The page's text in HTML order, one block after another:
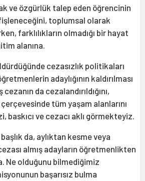
ve özgürlük talep eden öğrencinin
fişleneceğini, toplumsal olarak
farklılıkların olmadığı bir hayat
alanına.
cezasızlık politikaları
adaylığının kaldırılması
da cezalandırıldığını,
çerçevesinde tüm yaşam alanlarını
baskıcı ve cezacı aklı görmekteyiz.
da, aylıktan kesme veya
almış adayların öğretmenlikten
Ne olduğunu bilmediğimiz
başarısız bulma